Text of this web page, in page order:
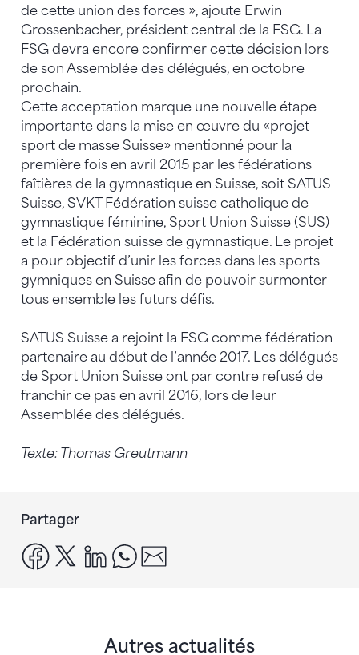
de cette union des forces », ajoute Erwin
Grossenbacher, président central de la FSG. La
FSG devra encore confirmer cette décision lors
de son Assemblée des délégués, en octobre
prochain.
Cette acceptation marque une nouvelle étape
importante dans la mise en œuvre du «projet
sport de masse Suisse» mentionné pour la
première fois en avril 2015 par les fédérations
faîtières de la gymnastique en Suisse, soit SATUS
Suisse, SVKT Fédération suisse catholique de
gymnastique féminine, Sport Union Suisse (SUS)
et la Fédération suisse de gymnastique. Le projet
a pour objectif d’unir les forces dans les sports
gymniques en Suisse afin de pouvoir surmonter
tous ensemble les futurs défis.
SATUS Suisse a rejoint la FSG comme fédération
partenaire au début de l’année 2017. Les délégués
de Sport Union Suisse ont par contre refusé de
franchir ce pas en avril 2016, lors de leur
Assemblée des délégués.
Texte: Thomas Greutmann
Partager
facebook
x linkedinwhatsapp
Autres actualités